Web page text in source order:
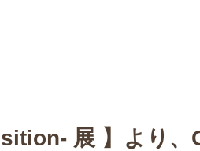
展 】より、